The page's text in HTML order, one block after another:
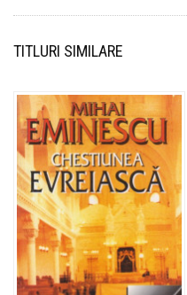
TITLURI SIMILARE